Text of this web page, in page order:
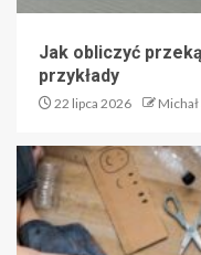
Jak obliczyć
przykłady
22 lipca 2026